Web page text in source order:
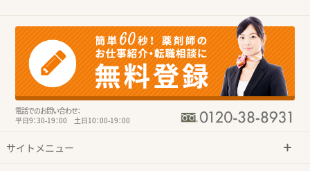
電話でのお問い合わせ：
平日9：30-19：00 土日10：00-19：00
サイトメニュー